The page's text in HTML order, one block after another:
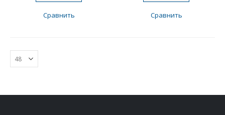
Сравнить Сравнить